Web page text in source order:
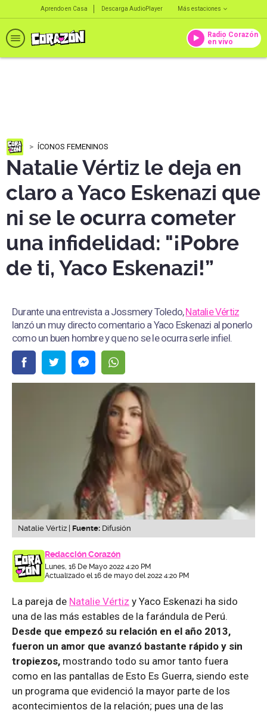
Aprendo en Casa Descarga AudioPlayer Más estaciones
Radio Corazón
en vivo
ÍCONOS FEMENINOS
Natalie Vértiz le deja en
claro a Yaco Eskenazi que
ni se le ocurra cometer
una infidelidad: "¡Pobre
de ti, Yaco Eskenazi!”
Durante una entrevista a Jossmery Toledo,Natalie Vértiz
lanzó un muy directo comentario a Yaco Eskenazi al ponerlo
como un buen hombre y que no se le ocurra serle infiel.
Natalie Vértiz | Fuente: Difusión
Redacción Corazón
Lunes, 16 De Mayo 2022 4:20 PM
Actualizado el 16 de mayo del 2022 4:20 PM
La pareja de Natalie Vértiz y Yaco Eskenazi ha sido
una de las más estables de la farándula de Perú.
Desde que empezó su relación en el año 2013,
fueron un amor que avanzó bastante rápido y sin
tropiezos, mostrando todo su amor tanto fuera
como en las pantallas de Esto Es Guerra, siendo este
un programa que evidenció la mayor parte de los
acontecimientos de la relación; pues una de las